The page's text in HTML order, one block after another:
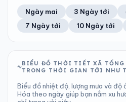
25°C
0.87 mm
Tổng cả ngày
7
Chỉ số UV
24°C
Ổn định
Trung bình ngày
TIA UV
LƯỢNG MƯA
0.9 mm
Tổng cả ngày
Ngày mai 3 Ngày tới
7 Ngày tới
10 Ngày tới
BIỂU ĐỒ THỜI TIẾT XÃ TỐNG
TRONG THỜI GIAN TỚI NHƯ
Biểu đồ nhiệt độ, lượng mưa và độ
Hóa theo ngày giúp bạn nắm xu